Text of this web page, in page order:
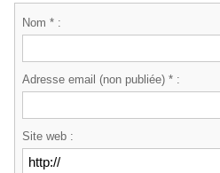
Nom * :
Adresse email (non publiée) * :
Site web :